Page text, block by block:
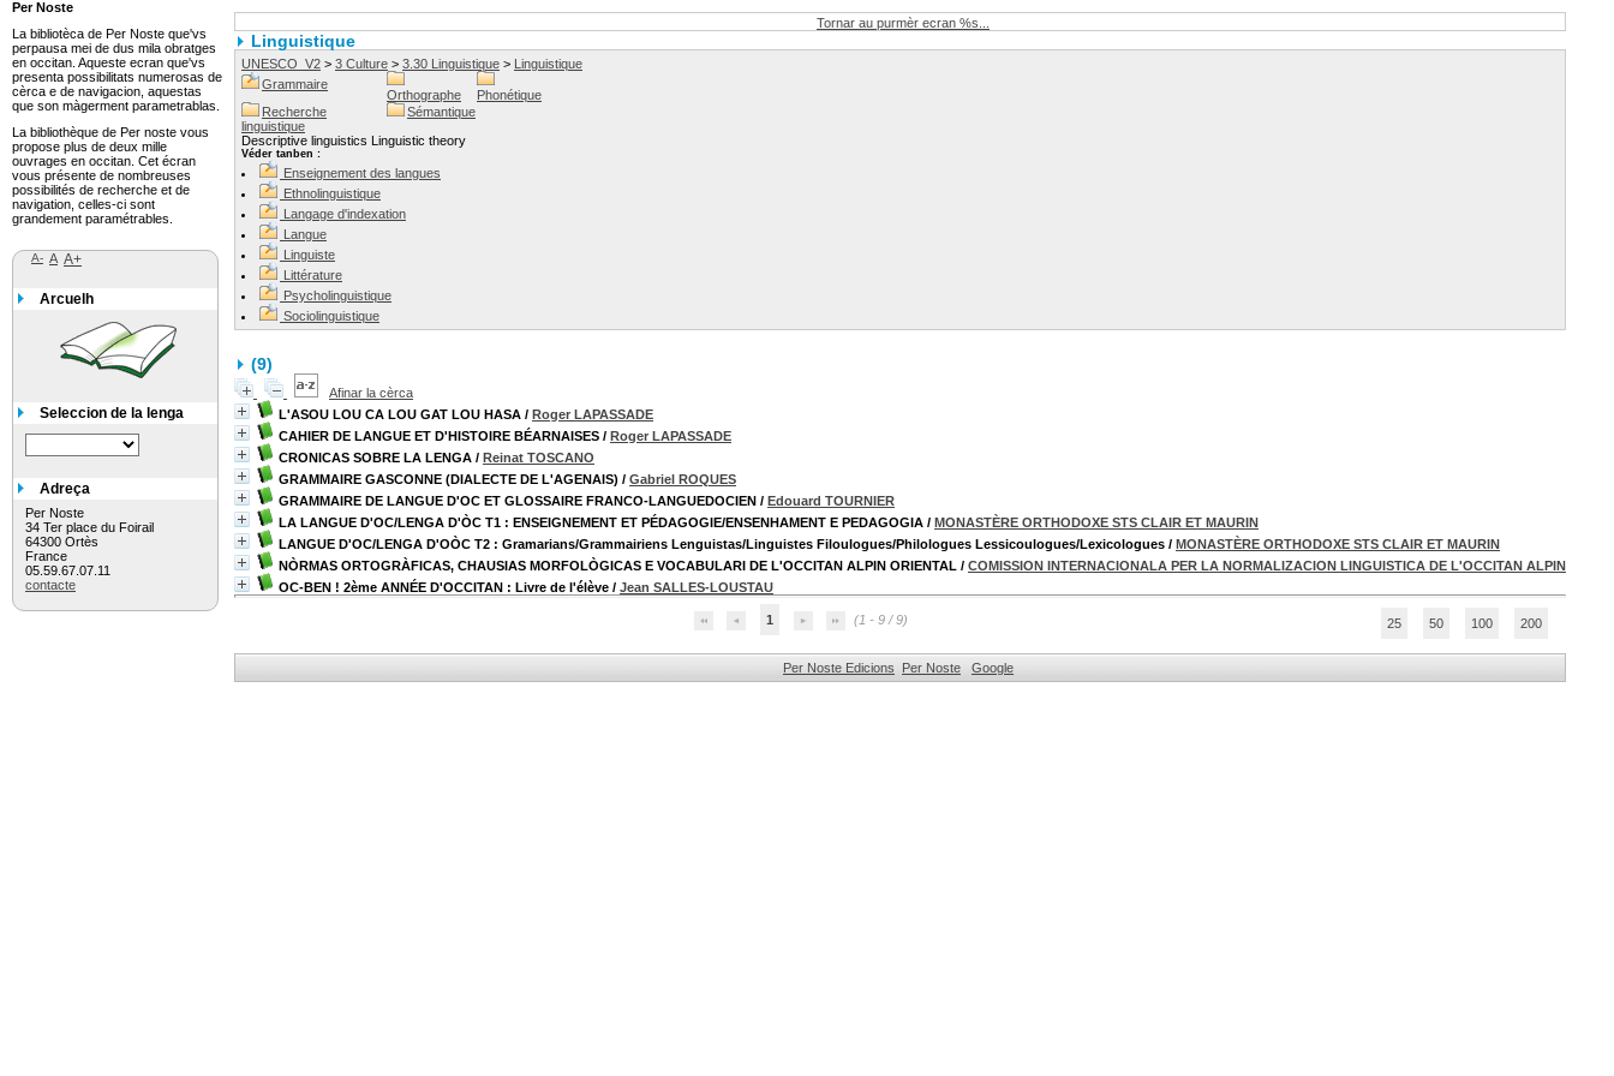
Tornar au purmèr ecran %s...
Linguistique
UNESCO_V2 > 3 Culture > 3.30 Linguistique > Linguistique
Grammaire
Orthographe
Phonétique
Recherche
linguistique
Sémantique
Descriptive linguistics Linguistic theory
Véder tanben :
Enseignement des langues
Ethnolinguistique
Langage d'indexation
Langue
Linguiste
Littérature
Psycholinguistique
Sociolinguistique
(9)
Afinar la cèrca
L'ASOU LOU CA LOU GAT LOU HASA / Roger LAPASSADE
CAHIER DE LANGUE ET D'HISTOIRE BÉARNAISES / Roger LAPASSADE
CRONICAS SOBRE LA LENGA / Reinat TOSCANO
GRAMMAIRE GASCONNE (DIALECTE DE L'AGENAIS) / Gabriel ROQUES
GRAMMAIRE DE LANGUE D'OC ET GLOSSAIRE FRANCO-LANGUEDOCIEN / Edouard TOURNIER
LA LANGUE D'OC/LENGA D'ÒC T1 : ENSEIGNEMENT ET PÉDAGOGIE/ENSENHAMENT E PEDAGOGIA / MONASTÈRE ORTHODOXE STS CLAIR ET MAURIN
LANGUE D'OC/LENGA D'OÒC T2 : Gramarians/Grammairiens Lenguistas/Linguistes Filoulogues/Philologues Lessicoulogues/Lexicologues / MONASTÈRE ORTHODOXE STS CLAIR ET MAURIN
NÒRMAS ORTOGRÀFICAS, CHAUSIAS MORFOLÒGICAS E VOCABULARI DE L'OCCITAN ALPIN ORIENTAL / COMISSION INTERNACIONALA PER LA NORMALIZACION LINGUISTICA DE L'OCCITAN ALPIN
OC-BEN ! 2ème ANNÉE D'OCCITAN : Livre de l'élève / Jean SALLES-LOUSTAU
1 (1 - 9 / 9) 25 50 100 200
Per Noste Edicions Per Noste Google
Per Noste
La bibliotèca de Per Noste que'vs
perpausa mei de dus mila obratges
en occitan. Aqueste ecran que'vs
presenta possibilitats numerosas de
cèrca e de navigacion, aquestas
que son màgerment parametrablas.
La bibliothèque de Per noste vous
propose plus de deux mille
ouvrages en occitan. Cet écran
vous présente de nombreuses
possibilités de recherche et de
navigation, celles-ci sont
grandement paramétrables.
A- A A+
Arcuelh
Seleccion de la lenga
Adreça
Per Noste
34 Ter place du Foirail
64300 Ortès
France
05.59.67.07.11
contacte